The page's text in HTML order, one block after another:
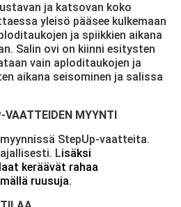
ja katsovan koko
yleisö pääsee kulkemaan
ja spiikkien aikana
Salin ovi on kiinni esitysten
vain aploditaukojen ja
aikana seisominen ja salissa
VAATTEIDEN MYYNTI
StepUp-vaatteita.
Lisäksi
keräävät rahaa
ruusuja.